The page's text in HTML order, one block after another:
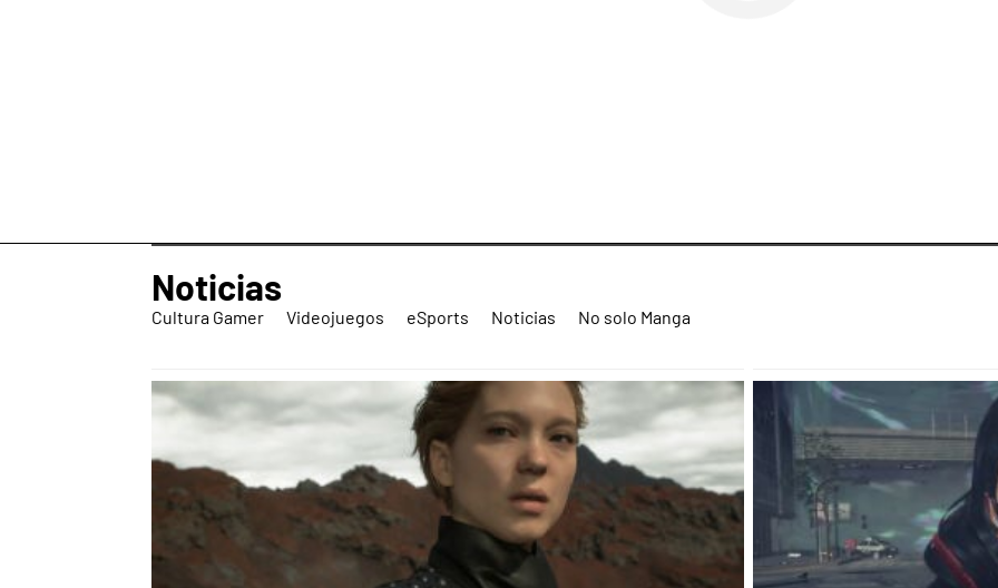
Noticias
Cultura Gamer Videojuegos eSports Noticias No solo Manga